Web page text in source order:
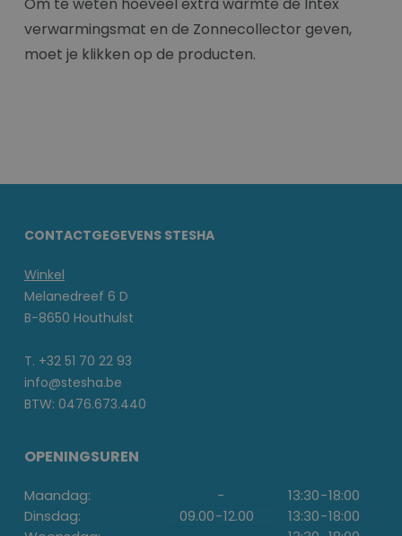
Om te weten hoeveel extra warmte de Intex
verwarmingsmat en de Zonnecollector geven,
moet je klikken op de producten.
CONTACTGEGEVENS STESHA
Winkel
Melanedreef 6 D
B-8650 Houthulst
T. +32 51 70 22 93
info@stesha.be
BTW: 0476.673.440
OPENINGSUREN
Maandag: - 13:30-18:00
Dinsdag:
09.00-12.00 13:30-18:00